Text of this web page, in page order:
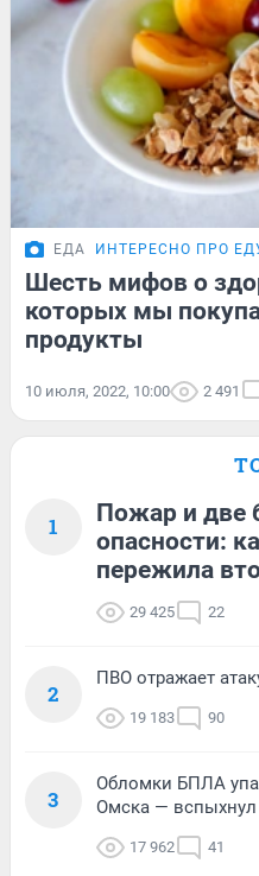
ЕДА ИНТЕРЕСНО ПРО
Шесть мифов о
которых мы
продукты
10 июля, 2022, 10:00 2 491
1
Пожар и две
опасности:
пережила
29 425 22
2
ПВО отражает
19 183 90
3
Обломки БПЛА
Омска —
17 962 41